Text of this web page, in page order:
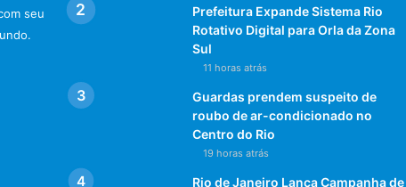
seu
Prefeitura Expande Sistema Rio
Rotativo Digital para Orla da Zona
Sul
11 horas atrás
Guardas prendem suspeito de
roubo de ar-condicionado no
Centro do Rio
19 horas atrás
Rio de Janeiro Lança Campanha de